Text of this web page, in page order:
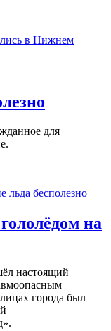
для
на
настоящий
города был